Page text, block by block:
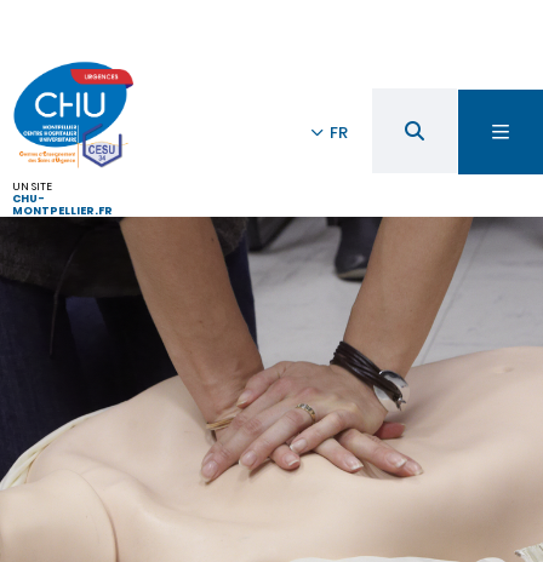
UN SITE
CHU-
MONTPELLIER.FR
FR